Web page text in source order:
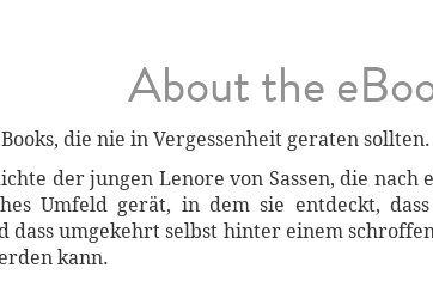
About the
die nie in Vergessenheit geraten sollten.
der jungen Lenore von Sassen, die
Umfeld gerät, in dem sie entdeckt,
dass umgekehrt selbst hinter einem
kann.